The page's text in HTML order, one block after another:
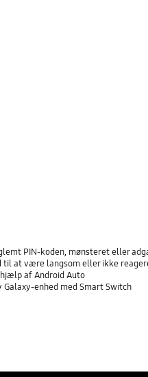
PIN-koden, mønsteret eller
til at være langsom eller ikke
af Android Auto
enhed med Smart Switch